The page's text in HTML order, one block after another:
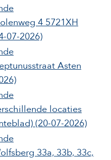
4 5721XH
07-2026)
Asten
locaties
(20-07-2026)
33a, 33b, 33c,